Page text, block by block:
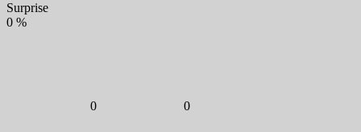
Surprise
0 %
0 0